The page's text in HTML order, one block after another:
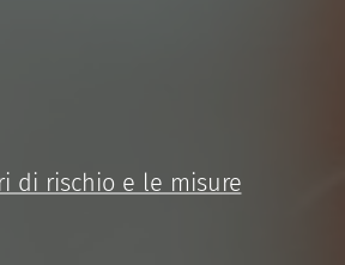
di rischio e le misure